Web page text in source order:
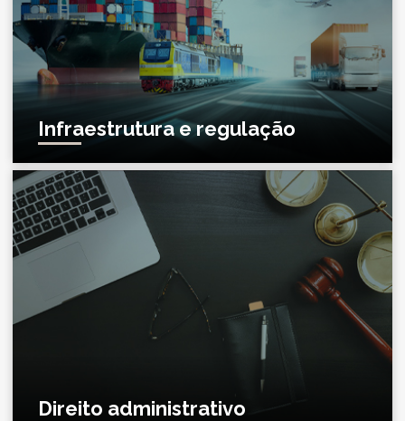
Infraestrutura e regulação
Direito administrativo